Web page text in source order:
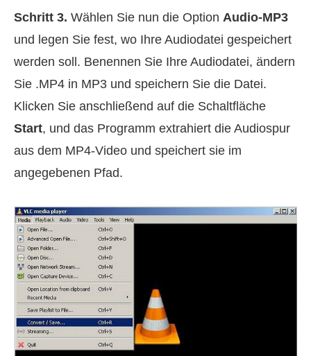
Schritt 3. Wählen Sie nun die Option Audio-MP3
und legen Sie fest, wo Ihre Audiodatei gespeichert
werden soll. Benennen Sie Ihre Audiodatei, ändern
Sie .MP4 in MP3 und speichern Sie die Datei.
Klicken Sie anschließend auf die Schaltfläche
Start, und das Programm extrahiert die Audiospur
aus dem MP4‑Video und speichert sie im
angegebenen Pfad.